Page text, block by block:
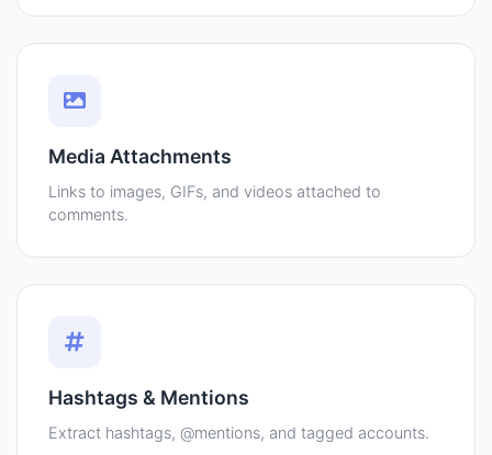
Media Attachments
Links to images, GIFs, and videos attached to
comments.
Hashtags & Mentions
Extract hashtags, @mentions, and tagged accounts.